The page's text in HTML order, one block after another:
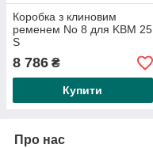
Коробка з клиновим
ременем No 8 для KBM 25
S
8 786 ₴
Купити
Про нас